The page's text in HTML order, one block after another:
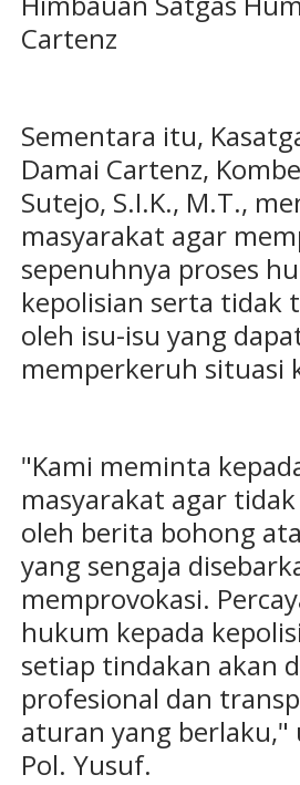
Cartenz
Sementara itu,
Damai Cartenz,
Sutejo, S.I.K., M.T.,
masyarakat agar
sepenuhnya proses
kepolisian serta tidak
oleh isu-isu yang
memperkeruh situasi
"Kami meminta
masyarakat agar
oleh berita bohong
yang sengaja
memprovokasi.
hukum kepada
setiap tindakan akan
profesional dan
aturan yang berlaku,"
Pol. Yusuf.